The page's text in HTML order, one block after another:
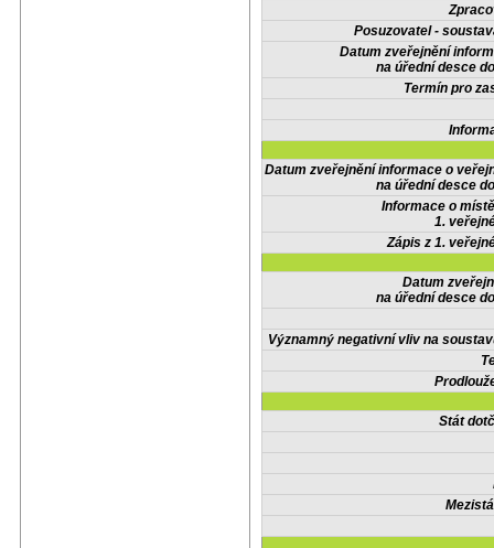
Posuzovatel -
Datum zveřejnění
na úřední desce
Termín pro
Datum zveřejnění informace o
na úřední desce
Informace o
1.
Zápis z 1.
Datum
na úřední desce
Významný negativní vliv na
Stát